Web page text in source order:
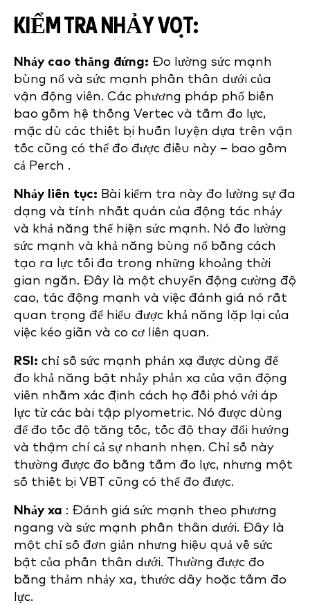
KIỂM TRA NHẢY VỌT:
Nhảy cao thẳng đứng: Đo lường sức mạnh
bùng nổ và sức mạnh phần thân dưới của
vận động viên. Các phương pháp phổ biến
bao gồm hệ thống Vertec và tấm đo lực,
mặc dù các thiết bị huấn luyện dựa trên vận
tốc cũng có thể đo được điều này – bao gồm
cả Perch .
Nhảy liên tục: Bài kiểm tra này đo lường sự đa
dạng và tính nhất quán của động tác nhảy
và khả năng thể hiện sức mạnh. Nó đo lường
sức mạnh và khả năng bùng nổ bằng cách
tạo ra lực tối đa trong những khoảng thời
gian ngắn. Đây là một chuyển động cường độ
cao, tác động mạnh và việc đánh giá nó rất
quan trọng để hiểu được khả năng lặp lại của
việc kéo giãn và co cơ liên quan.
RSI: chỉ số sức mạnh phản xạ được dùng để
đo khả năng bật nhảy phản xạ của vận động
viên nhằm xác định cách họ đối phó với áp
lực từ các bài tập plyometric. Nó được dùng
để đo tốc độ tăng tốc, tốc độ thay đổi hướng
và thậm chí cả sự nhanh nhẹn. Chỉ số này
thường được đo bằng tấm đo lực, nhưng một
số thiết bị VBT cũng có thể đo được.
Nhảy xa : Đánh giá sức mạnh theo phương
ngang và sức mạnh phần thân dưới. Đây là
một chỉ số đơn giản nhưng hiệu quả về sức
bật của phần thân dưới. Thường được đo
bằng thảm nhảy xa, thước dây hoặc tấm đo
lực.